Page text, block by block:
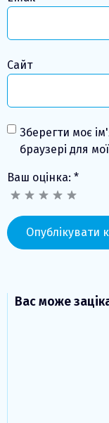
Сайт
Зберегти моє
браузері для
Ваш оцінка: *
Вас може